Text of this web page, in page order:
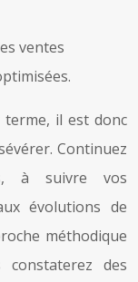
ventes
terme, il est donc
Continuez
à suivre vos
évolutions de
méthodique
des